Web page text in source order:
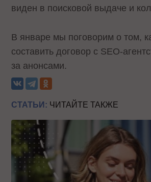
виден в поисковой выдаче и
В январе мы поговорим о том,
составить договор с SEO-
за анонсами.
СТАТЬИ: ЧИТАЙТЕ ТАКЖЕ